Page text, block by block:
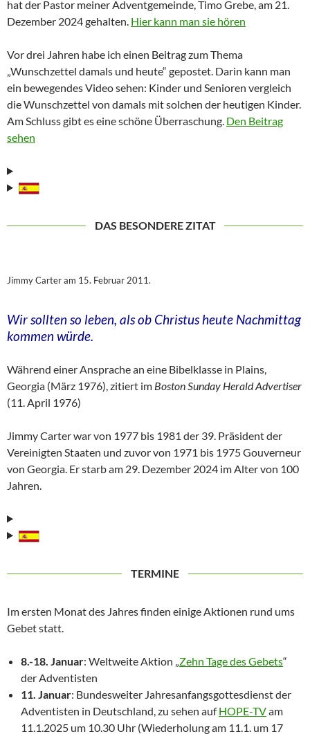
hat der Pastor meiner Adventgemeinde, Timo Grebe, am 21.
Dezember 2024 gehalten. Hier kann man sie hören
Vor drei Jahren habe ich einen Beitrag zum Thema
„Wunschzettel damals und heute“ gepostet. Darin kann man
ein bewegendes Video sehen: Kinder und Senioren vergleich
die Wunschzettel von damals mit solchen der heutigen Kinder.
Am Schluss gibt es eine schöne Überraschung. Den Beitrag
sehen
DAS BESONDERE ZITAT
Jimmy Carter am 15. Februar 2011.
Wir sollten so leben, als ob Christus heute Nachmittag
kommen würde.
Während einer Ansprache an eine Bibelklasse in Plains,
Georgia (März 1976), zitiert im Boston Sunday Herald Advertiser
(11. April 1976)
Jimmy Carter war von 1977 bis 1981 der 39. Präsident der
Vereinigten Staaten und zuvor von 1971 bis 1975 Gouverneur
von Georgia. Er starb am 29. Dezember 2024 im Alter von 100
Jahren.
TERMINE
Im ersten Monat des Jahres finden einige Aktionen rund ums
Gebet statt.
8.-18. Januar: Weltweite Aktion „ Zehn Tage des Gebets“
der Adventisten
11. Januar: Bundesweiter Jahresanfangsgottesdienst der
Adventisten in Deutschland, zu sehen aufHOPE-TVam
11.1.2025 um 10.30 Uhr (Wiederholung am 11.1. um 17